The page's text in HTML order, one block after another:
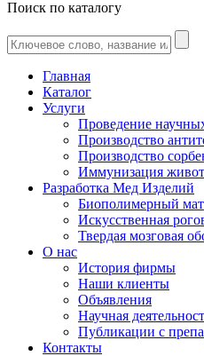
Поиск по каталогу
Главная
Каталог
Услуги
Проведение
Производство
Производство
Иммунизация
Разработка Мед Изделий
Биополимерный
Искусственная
Твердая мозговая
О нас
История фирмы
Наши клиенты
Объявления
Научная
Публикации с
Контакты